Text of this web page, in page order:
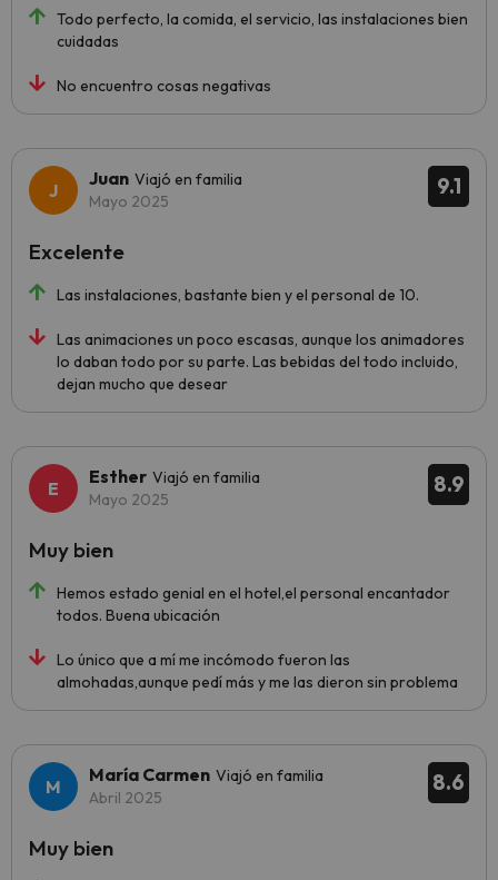
Todo perfecto, la comida, el servicio, las instalaciones bien
cuidadas
No encuentro cosas negativas
9.1
Juan Viajó en familia
Mayo 2025
Las instalaciones, bastante bien y el personal de 10.
Las animaciones un poco escasas, aunque los animadores
lo daban todo por su parte. Las bebidas del todo incluido,
dejan mucho que desear
Excelente
8.9
Esther Viajó en familia
Mayo 2025
Hemos estado genial en el hotel,el personal encantador
todos. Buena ubicación
Lo único que a mí me incómodo fueron las
almohadas,aunque pedí más y me las dieron sin problema
Muy bien
8.6
María Carmen Viajó en familia
Abril 2025
Muy bien